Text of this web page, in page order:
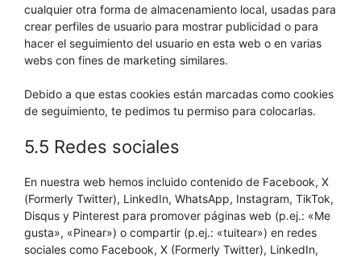
cualquier otra forma de almacenamiento local, usadas para
crear perfiles de usuario para mostrar publicidad o para
hacer el seguimiento del usuario en esta web o en varias
webs con fines de marketing similares.
Debido a que estas cookies están marcadas como cookies
de seguimiento, te pedimos tu permiso para colocarlas.
5.5 Redes sociales
En nuestra web hemos incluido contenido de Facebook, X
(Formerly Twitter), LinkedIn, WhatsApp, Instagram, TikTok,
Disqus y Pinterest para promover páginas web (p.ej.: «Me
gusta», «Pinear») o compartir (p.ej.: «tuitear») en redes
sociales como Facebook, X (Formerly Twitter), LinkedIn,